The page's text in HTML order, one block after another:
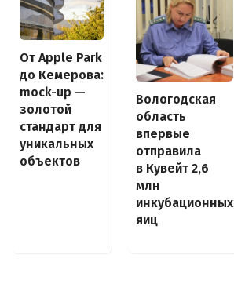
От Apple Park
до Кемерова:
mock-up —
золотой
стандарт для
уникальных
объектов
Вологодская
область
впервые
отправила
в Кувейт 2,6
млн
инкубационных
яиц